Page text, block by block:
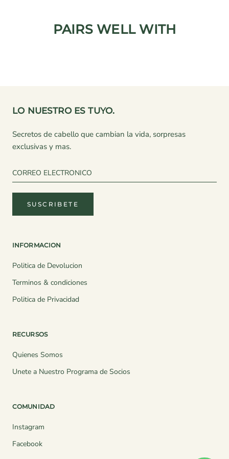
PAIRS WELL WITH
LO NUESTRO ES TUYO.
Secretos de cabello que cambian la vida, sorpresas
exclusivas y mas.
SUSCRIBETE
INFORMACION
Politica de Devolucion
Terminos & condiciones
Politica de Privacidad
RECURSOS
Quienes Somos
Unete a Nuestro Programa de Socios
COMUNIDAD
Instagram
Facebook